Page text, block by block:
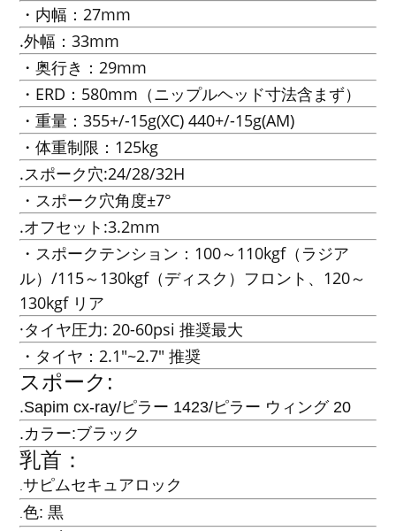
・内幅：27mm
.外幅：33mm
・奥行き：29mm
・ERD：580mm（ニップルヘッド寸法含まず）
・重量：355+/-15g(XC) 440+/-15g(AM)
・体重制限：125kg
.スポーク穴:24/28/32H
・スポーク穴角度±7°
.オフセット:3.2mm
・スポークテンション：100～110kgf（ラジア
ル）/115～130kgf（ディスク）フロント、120～
130kgf リア
·タイヤ圧力: 20-60psi 推奨最大
・タイヤ：2.1"~2.7" 推奨
スポーク:
.Sapim cx-ray/ピラー 1423/ピラー ウィング 20
.カラー:ブラック
乳首：
.サピムセキュアロック
.色: 黒